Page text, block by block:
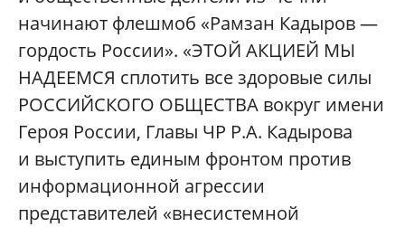
начинают флешмоб «Рамзан Кадыров —
гордость России». «ЭТОЙ АКЦИЕЙ МЫ
НАДЕЕМСЯ сплотить все здоровые силы
РОССИЙСКОГО ОБЩЕСТВА вокруг имени
Героя России, Главы ЧР Р.А. Кадырова
и выступить единым фронтом против
информационной агрессии
представителей «внесистемной